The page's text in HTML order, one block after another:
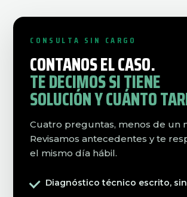
CONSULTA SIN CARGO
CONTANOS EL CASO.
TE DECIMOS SI TIENE
SOLUCIÓN Y CUÁNTO
Cuatro preguntas, menos de un
Revisamos antecedentes y te
el mismo día hábil.
Diagnóstico técnico escrito,